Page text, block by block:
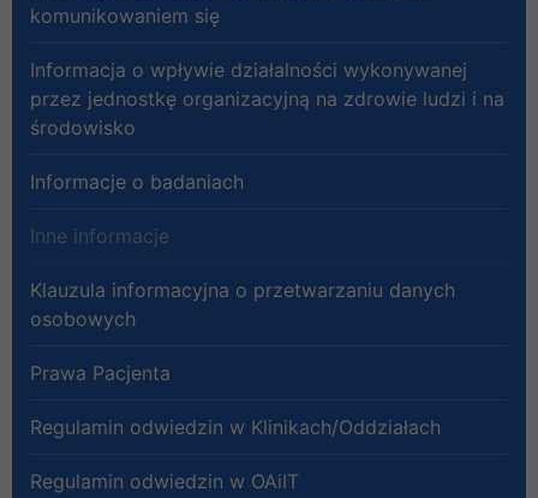
komunikowaniem się
Informacja o wpływie działalności wykonywanej
przez jednostkę organizacyjną na zdrowie ludzi i na
środowisko
Informacje o badaniach
Inne informacje
Klauzula informacyjna o przetwarzaniu danych
osobowych
Prawa Pacjenta
Regulamin odwiedzin w Klinikach/Oddziałach
Regulamin odwiedzin w OAiIT